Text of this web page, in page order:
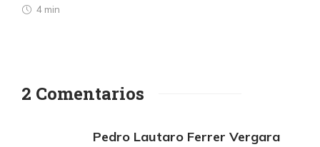
4 min
2 Comentarios
Pedro Lautaro Ferrer Vergara